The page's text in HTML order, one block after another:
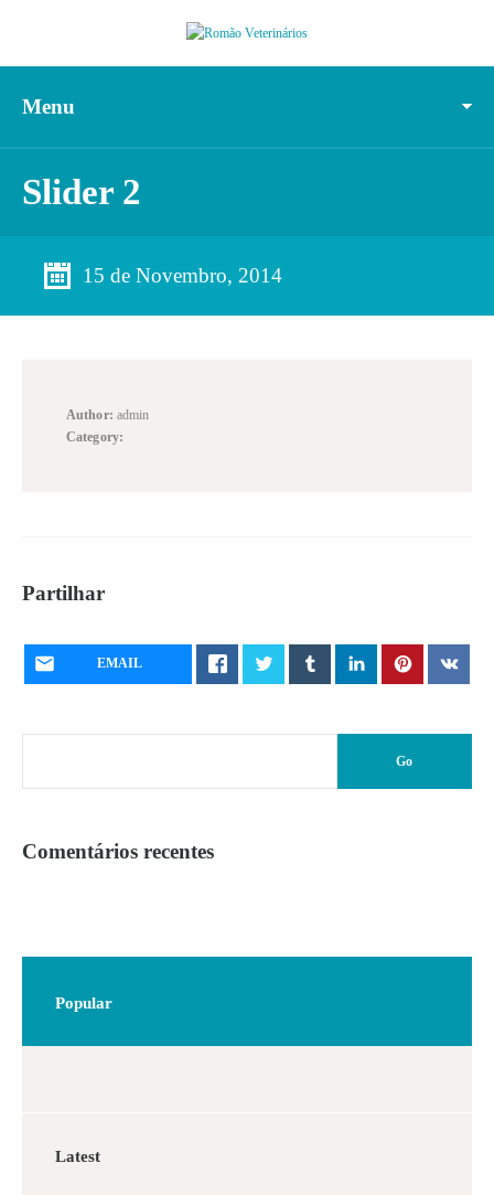
Menu
Slider 2
15 de Novembro, 2014
Author: admin
Category:
Partilhar
EMAIL
Comentários recentes
Popular
Latest